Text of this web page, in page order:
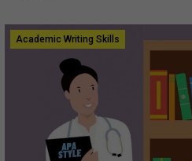
Academic Writing Skills